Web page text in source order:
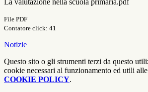
La valutazione nella scuola primaria.pdf
File PDF
Contatore click: 41
Notizie
Questo sito o gli strumenti terzi da questo
cookie necessari al funzionamento ed utili
COOKIE POLICY.